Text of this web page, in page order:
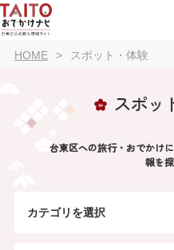
HOME スポット・体験
スポッ
台東区への旅行・おでかけ
報を
カテゴリを選択